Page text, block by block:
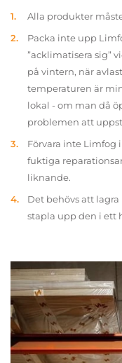
Alla produkter
Packa inte upp
”acklimatisera sig”
på vintern, när
temperaturen är
lokal - om man då
problemen att
Förvara inte
fuktiga
liknande.
Det behövs att
stapla upp den i ett